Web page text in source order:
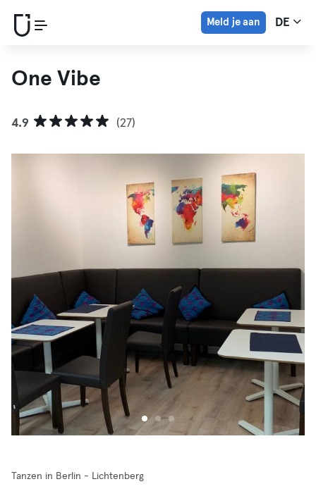
Meld je aan DE
One Vibe
4.9 (27)
Tanzen in Berlin - Lichtenberg